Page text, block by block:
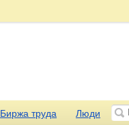
Биржа труда Люди